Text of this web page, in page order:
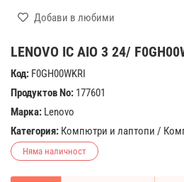
LENOVO IC AIO 3 24/
Код: F0GH00WKRI
Продуктов No: 177601
Марка: Lenovo
Категория: Компютри и лаптопи /
Няма наличност
Добави в любими